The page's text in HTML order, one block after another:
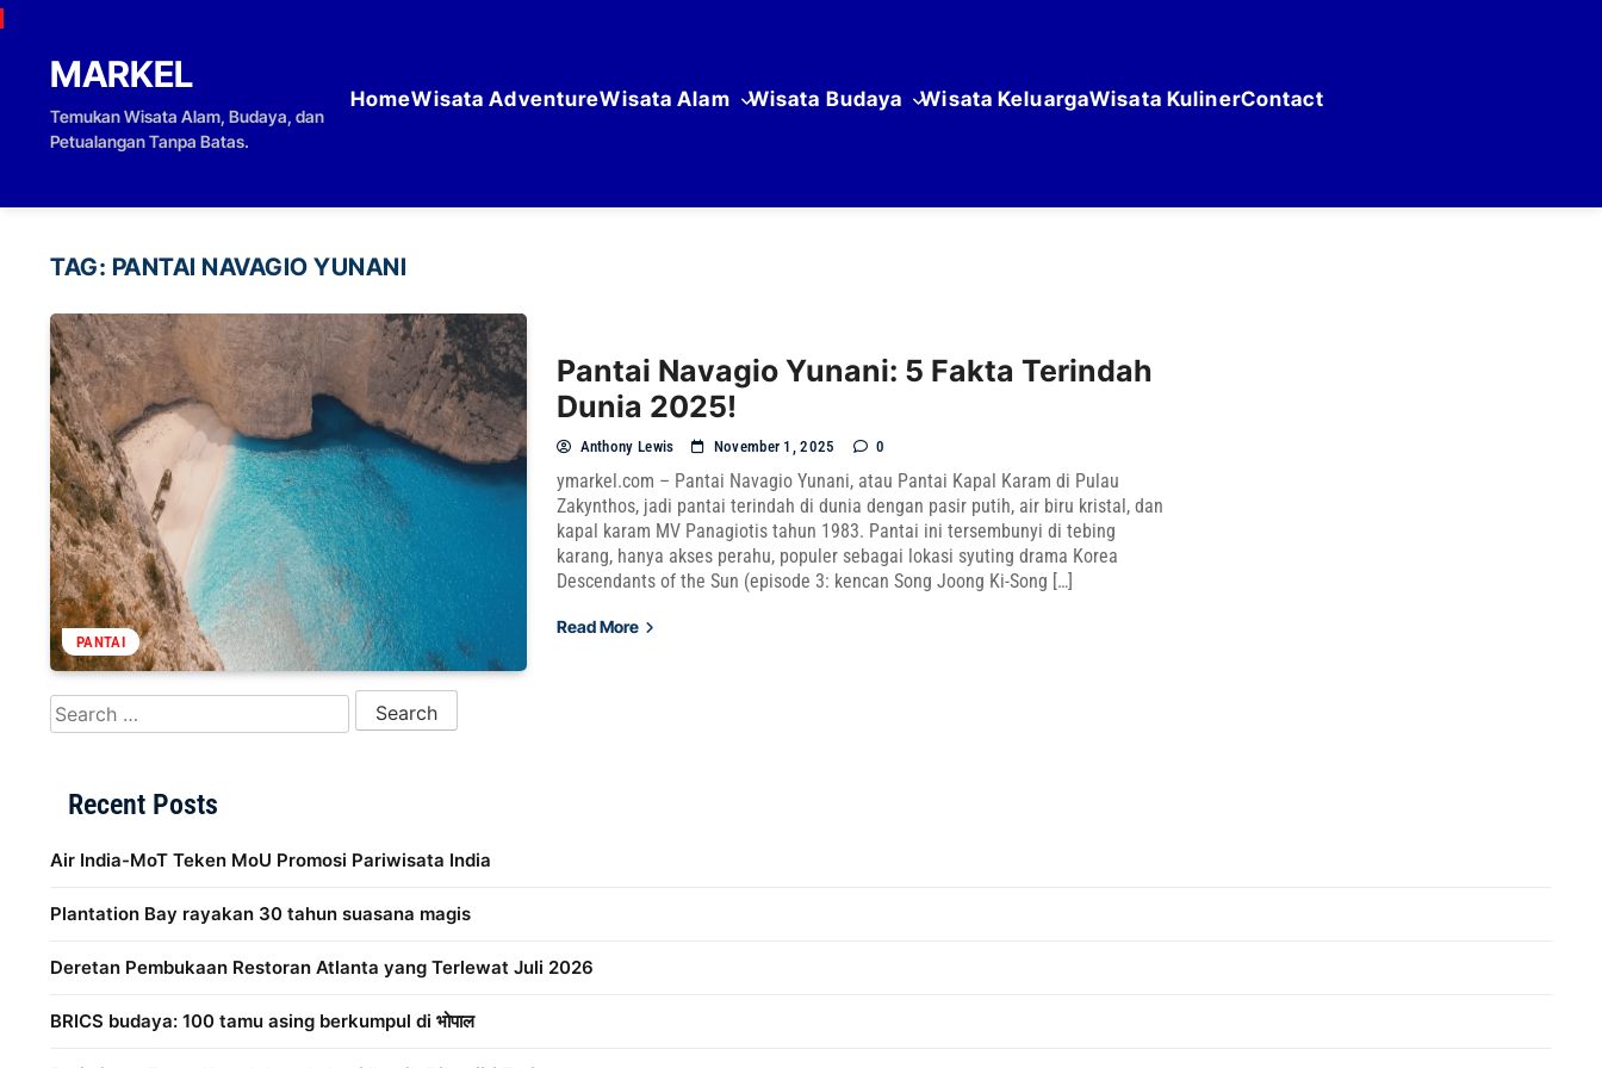
Skip to content
MARKEL
Temukan Wisata Alam, Budaya, dan
Petualangan Tanpa Batas.
HomeWisata AdventureWisata Alam Wisata Budaya Wisata KeluargaWisata KulinerContact
TAG: PANTAI NAVAGIO YUNANI
PANTAI
Pantai Navagio Yunani: 5 Fakta Terindah
Dunia 2025!
Anthony Lewis November 1, 2025 0
ymarkel.com – Pantai Navagio Yunani, atau Pantai Kapal Karam di Pulau
Zakynthos, jadi pantai terindah di dunia dengan pasir putih, air biru kristal, dan
kapal karam MV Panagiotis tahun 1983. Pantai ini tersembunyi di tebing
karang, hanya akses perahu, populer sebagai lokasi syuting drama Korea
Descendants of the Sun (episode 3: kencan Song Joong Ki-Song […]
Read More
Search for:
Recent Posts
Air India-MoT Teken MoU Promosi Pariwisata India
Plantation Bay rayakan 30 tahun suasana magis
Deretan Pembukaan Restoran Atlanta yang Terlewat Juli 2026
BRICS budaya: 100 tamu asing berkumpul di भोपाल